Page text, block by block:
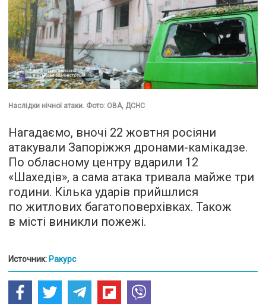
Наслідки нічної атаки. Фото: ОВА, ДСНС
Нагадаємо, вночі 22 жовтня росіяни
атакували Запоріжжя дронами-камікадзе.
По обласному центру вдарили 12
«Шахедів», а сама атака тривала майже три
години. Кілька ударів прийшлися
по житлових багатоповерхівках. Також
в місті виникли пожежі.
Источник: Ракурс